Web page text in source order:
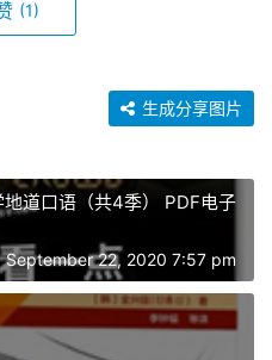
(1)
生成分享图片
道口语（共4季） PDF电子
September 22, 2020 7:57 pm